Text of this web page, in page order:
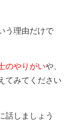
う理由だけで
のやりがいや、
てみてください
話しましょう